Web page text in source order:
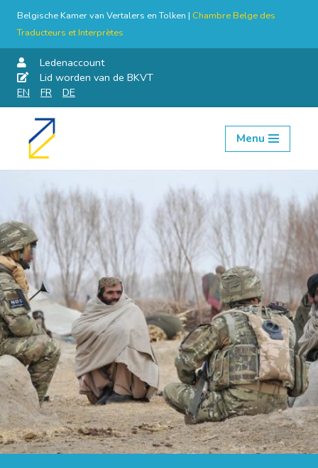
Belgische Kamer van Vertalers en Tolken | Chambre Belge des
Traducteurs et Interprètes
Ledenaccount
Lid worden van de BKVT
EN
FR DE
Skip
Menu